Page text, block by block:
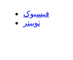
فیسبوک
توییتر